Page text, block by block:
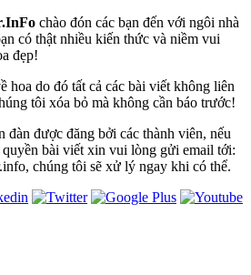
chào đón các bạn đến với ngôi nhà
có thật nhiều kiến thức và niềm vui
đẹp!
hoa do đó tất cả các bài viết không liên
tôi xóa bỏ mà không cần báo trước!
đàn được đăng bởi các thành viên, nếu
bài viết xin vui lòng gửi email tới:
chúng tôi sẽ xử lý ngay khi có thể.